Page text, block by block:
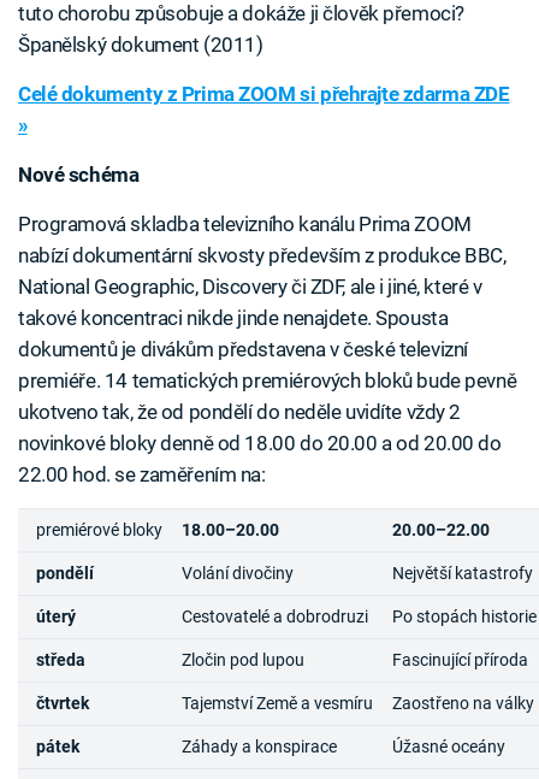
tuto chorobu způsobuje a dokáže ji člověk přemoci?
Španělský dokument (2011)
Celé dokumenty z Prima ZOOM si přehrajte zdarma ZDE
»
Nové schéma
Programová skladba televizního kanálu Prima ZOOM
nabízí dokumentární skvosty především z produkce BBC,
National Geographic, Discovery či ZDF, ale i jiné, které v
takové koncentraci nikde jinde nenajdete. Spousta
dokumentů je divákům představena v české televizní
premiéře. 14 tematických premiérových bloků bude pevně
ukotveno tak, že od pondělí do neděle uvidíte vždy 2
novinkové bloky denně od 18.00 do 20.00 a od 20.00 do
22.00 hod. se zaměřením na:
premiérové bloky 18.00–20.00 20.00–22.00
pondělí Volání divočiny Největší katastrofy
úterý Cestovatelé a dobrodruzi Po stopách historie
středa Zločin pod lupou Fascinující příroda
čtvrtek Tajemství Země a vesmíru Zaostřeno na války
pátek Záhady a konspirace Úžasné oceány